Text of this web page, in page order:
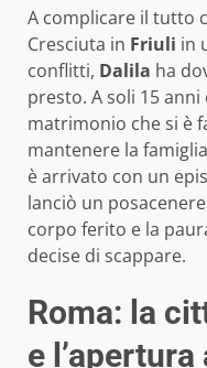
A complicare il tutto
Cresciuta in Friuli in
conflitti, Dalila ha
presto. A soli 15
matrimonio che si è
mantenere la
è arrivato con un
lanciò un
corpo ferito e la
decise di scappare.
Roma: la
e